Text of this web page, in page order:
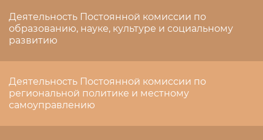
Деятельность Постоянной комиссии по
образованию, науке, культуре и социальному
развитию
Деятельность Постоянной комиссии по
региональной политике и местному
самоуправлению